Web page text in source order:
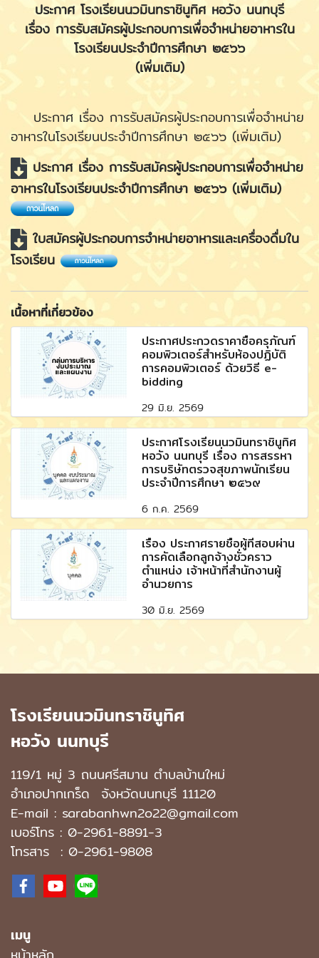
ประกาศ โรงเรียนนวมินทราชินูทิศ หอวัง นนทบุรี
เรื่อง การรับสมัครผู้ประกอบการเพื่อจำหน่ายอาหารใน
โรงเรียนประจำปีการศึกษา ๒๕๖๖
(เพิ่มเติม)
ประกาศ เรื่อง การรับสมัครผู้ประกอบการเพื่อจำหน่าย
อาหารในโรงเรียนประจำปีการศึกษา ๒๕๖๖ (เพิ่มเติม)
ประกาศ เรื่อง การรับสมัครผู้ประกอบการเพื่อจำหน่าย
อาหารในโรงเรียนประจำปีการศึกษา ๒๕๖๖ (เพิ่มเติม)
ใบสมัครผู้ประกอบการจำหน่ายอาหารและเครื่องดื่มใน
โรงเรียน
เนื้อหาที่เกี่ยวข้อง
ประกาศประกวดราคาซื้อครุภัณฑ์
คอมพิวเตอร์สำหรับห้องปฏิบัติ
การคอมพิวเตอร์ ด้วยวิธี e-
bidding
29 มิ.ย. 2569
ประกาศโรงเรียนนวมินทราชินูทิศ
หอวัง นนทบุรี เรื่อง การสรรหา
การบริษัทตรวจสุขภาพนักเรียน
ประจำปีการศึกษา ๒๕๖๙
6 ก.ค. 2569
เรื่อง ประกาศรายชื่อผู้ที่สอบผ่าน
การคัดเลือกลูกจ้างชั่วคราว
ตำแหน่ง เจ้าหน้าที่สำนักงานผู้
อำนวยการ
30 มิ.ย. 2569
โรงเรียนนวมินทราชินูทิศ
หอวัง นนทบุรี
119/1 หมู่ 3 ถนนศรีสมาน ตำบลบ้านใหม่
อำเภอปากเกร็ด จังหวัดนนทบุรี 11120
E-mail : sarabanhwn2o22@gmail.com
เบอร์โทร : 0-2961-8891-3
โทรสาร : 0-2961-9808
เมนู